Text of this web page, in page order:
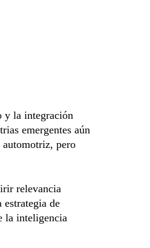
y la integración
emergentes aún
automotriz, pero
relevancia
estrategia de
la inteligencia